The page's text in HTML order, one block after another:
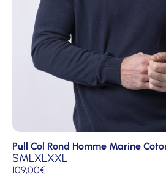
Pull Col Rond Homme Marine
SMLXLXXL
109,00€